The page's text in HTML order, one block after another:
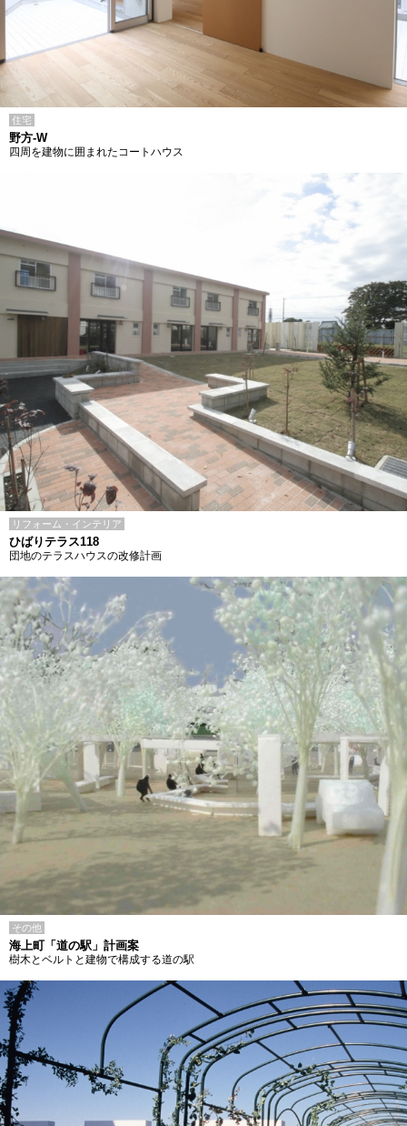
住宅
野方-W
四周を建物に囲まれたコートハウス
リフォーム・インテリア
ひばりテラス118
団地のテラスハウスの改修計画
その他
海上町「道の駅」計画案
樹木とベルトと建物で構成する道の駅